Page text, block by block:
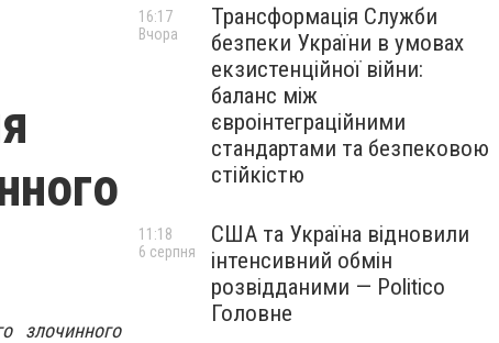
злочинного
Трансформація Служби
безпеки України в умовах
екзистенційної війни:
баланс між
євроінтеграційними
стандартами та безпековою
стійкістю
16:17
Вчора
США та Україна відновили
інтенсивний обмін
розвідданими — Politico
Головне
11:18
6 серпня